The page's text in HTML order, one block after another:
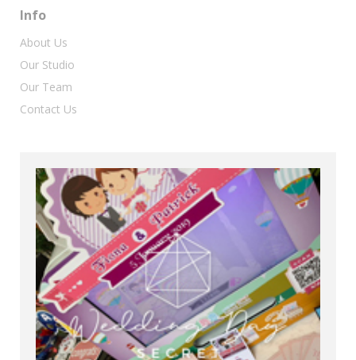
Info
About Us
Our Studio
Our Team
Contact Us